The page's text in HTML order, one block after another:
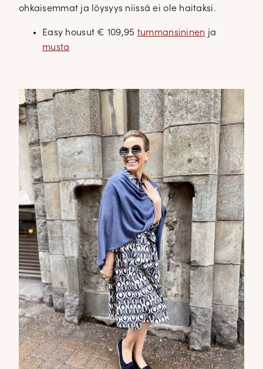
ohkaisemmat ja löysyys niissä ei ole haitaksi.
Easy housut € 109,95 tummansininen ja
musta